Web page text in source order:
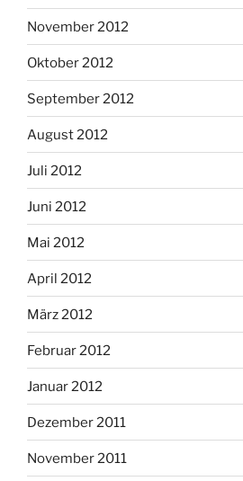
November 2012
Oktober 2012
September 2012
August 2012
Juli 2012
Juni 2012
Mai 2012
April 2012
März 2012
Februar 2012
Januar 2012
Dezember 2011
November 2011